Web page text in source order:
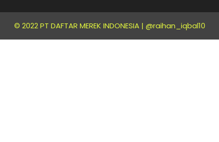
© 2022 PT DAFTAR MEREK INDONESIA | @raihan_iqbal10